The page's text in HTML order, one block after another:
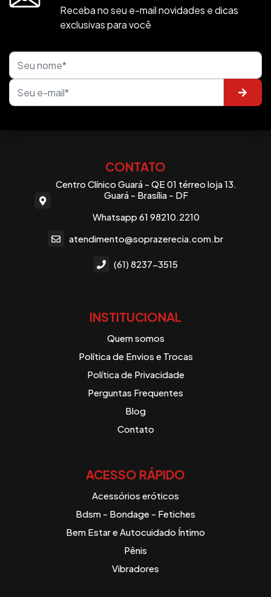
Receba no seu e-mail novidades e dicas
exclusivas para você
CONTATO
Centro Clínico Guará - QE 01 térreo loja 13.
Guará - Brasília - DF
Whatsapp 61 98210.2210
atendimento@soprazerecia.com.br
(61) 8237-3515
INSTITUCIONAL
Quem somos
Política de Envios e Trocas
Política de Privacidade
Perguntas Frequentes
Blog
Contato
ACESSO RÁPIDO
Acessórios eróticos
Bdsm - Bondage - Fetiches
Bem Estar e Autocuidado Íntimo
Pênis
Vibradores